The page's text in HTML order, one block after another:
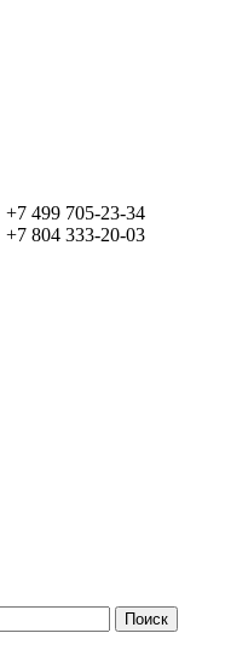
+7 499 705-23-34
+7 804 333-20-03